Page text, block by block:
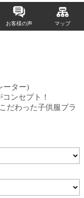
お客様の声 マップ
ーター)
ンセプト！
だわった子供服ブラ